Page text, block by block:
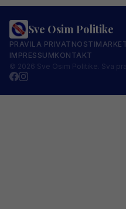
Sve Osim Politike
PRAVILA PRIVATNOSTI
IMPRESSUMKONTAKT
© 2026 Sve Osim Politike. Sva